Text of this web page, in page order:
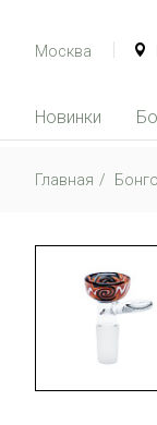
Москва
Новинки
Главная